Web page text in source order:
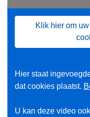
Klik hier om
Hier staat
dat cookies plaatst.
U kan deze video